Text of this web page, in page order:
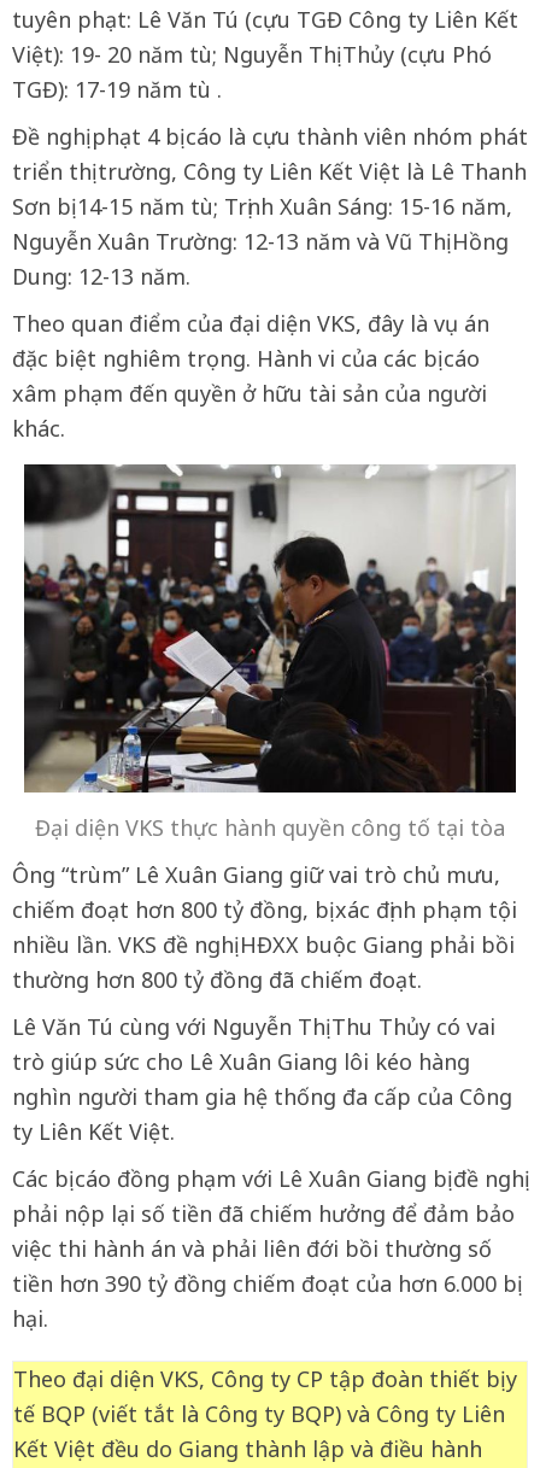
tuyên phạt: Lê Văn Tú (cựu TGĐ Công ty Liên Kết
Việt): 19- 20 năm tù; Nguyễn Thị Thủy (cựu Phó
TGĐ): 17-19 năm tù .
Đề nghị phạt 4 bị cáo là cựu thành viên nhóm phát
triển thị trường, Công ty Liên Kết Việt là Lê Thanh
Sơn bị 14-15 năm tù; Trịnh Xuân Sáng: 15-16 năm,
Nguyễn Xuân Trường: 12-13 năm và Vũ Thị Hồng
Dung: 12-13 năm.
Theo quan điểm của đại diện VKS, đây là vụ án
đặc biệt nghiêm trọng. Hành vi của các bị cáo
xâm phạm đến quyền ở hữu tài sản của người
khác.
Đại diện VKS thực hành quyền công tố tại tòa
Ông “trùm” Lê Xuân Giang giữ vai trò chủ mưu,
chiếm đoạt hơn 800 tỷ đồng, bị xác định phạm tội
nhiều lần. VKS đề nghị HĐXX buộc Giang phải bồi
thường hơn 800 tỷ đồng đã chiếm đoạt.
Lê Văn Tú cùng với Nguyễn Thị Thu Thủy có vai
trò giúp sức cho Lê Xuân Giang lôi kéo hàng
nghìn người tham gia hệ thống đa cấp của Công
ty Liên Kết Việt.
Các bị cáo đồng phạm với Lê Xuân Giang bị đề nghị
phải nộp lại số tiền đã chiếm hưởng để đảm bảo
việc thi hành án và phải liên đới bồi thường số
tiền hơn 390 tỷ đồng chiếm đoạt của hơn 6.000 bị
hại.
Theo đại diện VKS, Công ty CP tập đoàn thiết bị y
tế BQP (viết tắt là Công ty BQP) và Công ty Liên
Kết Việt đều do Giang thành lập và điều hành